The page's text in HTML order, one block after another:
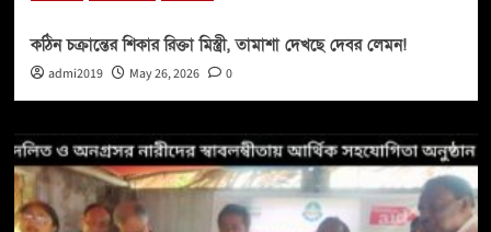
কঠিন চক্রান্তের শিকার রিক্তা মিস্ত্রী, তামাশা দেখছে দেবর লেমন!
admi2019 May 26, 2026 0